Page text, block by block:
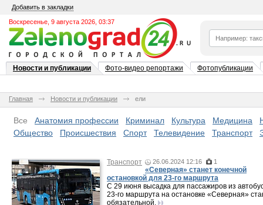
Добавить в закладки
Воскресенье, 9 августа 2026, 03:37
Новости и публикации Фото-видео репортажи Фотопубликации
Главная Новости и публикации ели
Все Анатомия профессии Криминал Культура Медицина
Общество
Происшествия Спорт Телевидение Транспорт
Транспорт 26.06.2024 12:16 1
«Северная» станет конечной
остановкой для 23-го маршрута
С 29 июня высадка для пассажиров из
23-го маршрута на остановке «Северная»
обязательной.